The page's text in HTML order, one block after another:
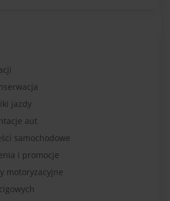
jazdy
aut
samochodowe
i promocje
motoryzacyjne